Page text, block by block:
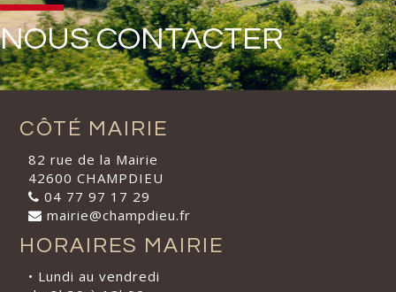
NOUS CONTACTER
CÔTÉ MAIRIE
82 rue de la Mairie
42600 CHAMPDIEU
04 77 97 17 29
mairie@champdieu.fr
HORAIRES MAIRIE
• Lundi au vendredi